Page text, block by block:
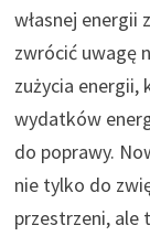
własnej energii
zwrócić uwagę
zużycia energii,
wydatków
do poprawy.
nie tylko do
przestrzeni, ale